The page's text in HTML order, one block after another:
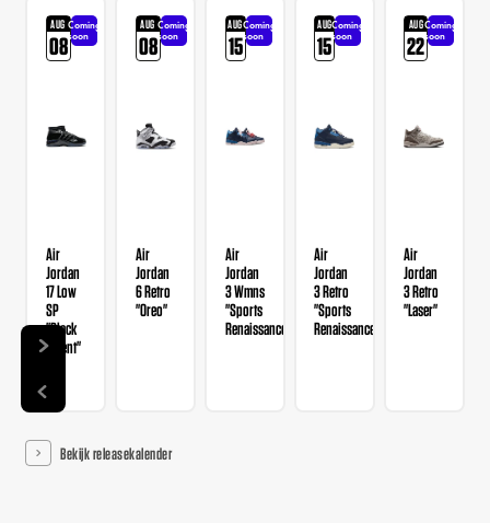
AUG
08
Coming
soon
Air
Jordan
17 Low
SP
"Black
Patent"
AUG
08
Coming
soon
Air
Jordan
6 Retro
"Oreo"
AUG
15
Coming
soon
Air
Jordan
3 Wmns
"Sports
Renaissance"
AUG
15
Coming
soon
Air
Jordan
3 Retro
"Sports
Renaissance"
AUG
22
Coming
soon
Air
Jordan
3 Retro
"Laser"
Bekijk releasekalender